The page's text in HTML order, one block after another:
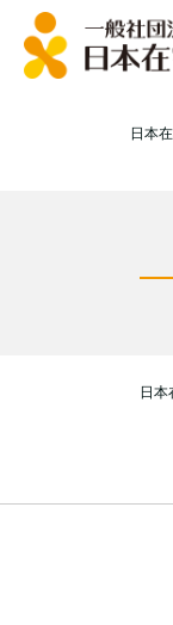
日本
日本